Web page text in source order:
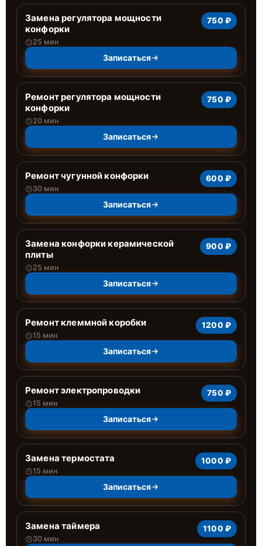
Замена регулятора мощности
конфорки
25 мин
750 ₽
Записаться
Ремонт регулятора мощности
конфорки
20 мин
750 ₽
Записаться
Ремонт чугунной конфорки
30 мин
600 ₽
Записаться
Замена конфорки керамической
плиты
25 мин
900 ₽
Записаться
Ремонт клеммной коробки
15 мин
1200 ₽
Записаться
Ремонт электропроводки
15 мин
750 ₽
Записаться
Замена термостата
15 мин
1000 ₽
Записаться
Замена таймера
30 мин
1100 ₽